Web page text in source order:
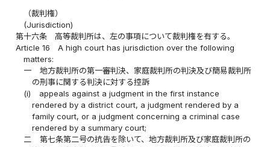
（裁判権）
(Jurisdiction)
第十六条
高等裁判所は、左の事項について裁判権を有する。
Article 16
A high court has jurisdiction over the following
matters:
一
地方裁判所の第一審判決、家庭裁判所の判決及び簡易裁判所
の刑事に関する判決に対する控訴
(i)
appeals against a judgment in the first instance
rendered by a district court, a judgment rendered by a
family court, or a judgment concerning a criminal case
rendered by a summary court;
二
第七条第二号の抗告を除いて、地方裁判所及び家庭裁判所の